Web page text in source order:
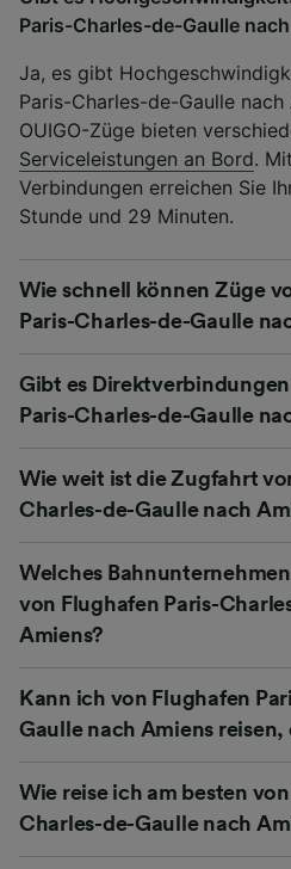
Paris-Charles-de-Gaulle
Ja, es gibt
Paris-Charles-de-Gaulle nach
OUIGO-Züge bieten
Serviceleistungen an Bord.
Verbindungen erreichen Sie
Stunde und 29 Minuten.
Wie schnell können Züge
Paris-Charles-de-Gaulle
Gibt es
Paris-Charles-de-Gaulle
Wie weit ist die Zugfahrt
Charles-de-Gaulle nach
Welches
von Flughafen Paris-
Amiens?
Kann ich von Flughafen
Gaulle nach Amiens reisen,
Wie reise ich am besten
Charles-de-Gaulle nach